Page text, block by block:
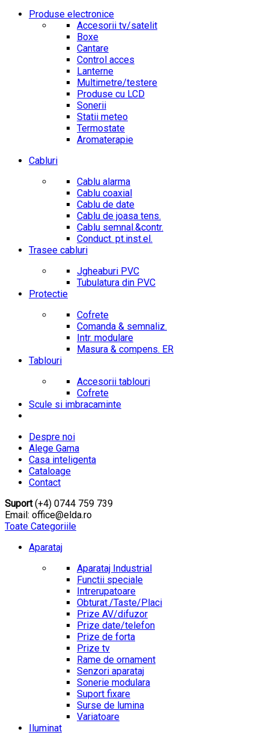
Produse electronice
Accesorii tv/satelit
Boxe
Cantare
Control acces
Lanterne
Multimetre/testere
Produse cu LCD
Sonerii
Statii meteo
Termostate
Aromaterapie
Cabluri
Cablu alarma
Cablu coaxial
Cablu de date
Cablu de joasa tens.
Cablu semnal.&contr.
Conduct. pt.inst.el.
Trasee cabluri
Jgheaburi PVC
Tubulatura din PVC
Protectie
Cofrete
Comanda & semnaliz.
Intr. modulare
Masura & compens. ER
Tablouri
Accesorii tablouri
Cofrete
Scule si imbracaminte
Despre noi
Alege Gama
Casa inteligenta
Cataloage
Contact
Suport(+4) 0744 759 739
Email: office@elda.ro
Toate Categoriile
Aparataj
Aparataj Industrial
Functii speciale
Intrerupatoare
Obturat./Taste/Placi
Prize AV/difuzor
Prize date/telefon
Prize de forta
Prize tv
Rame de ornament
Senzori aparataj
Sonerie modulara
Suport fixare
Surse de lumina
Variatoare
Iluminat